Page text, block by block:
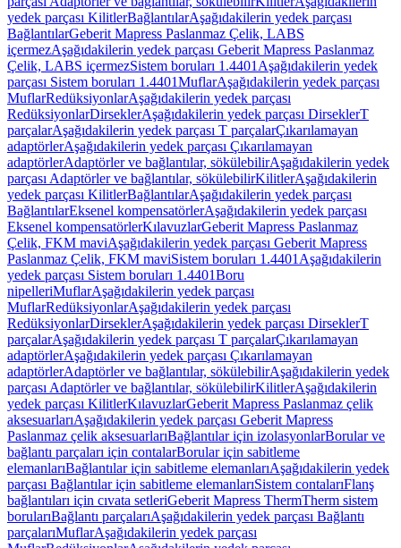
yedek parçası KilitlerBağlantılarAşağıdakilerin yedek parçası
BağlantılarGeberit Mapress Paslanmaz Çelik, LABS
içermezAşağıdakilerin yedek parçası Geberit Mapress Paslanmaz
Çelik, LABS içermezSistem boruları 1.4401 Aşağıdakilerin yedek
parçası Sistem boruları 1.4401MuflarAşağıdakilerin yedek parçası
MuflarRedüksiyonlarAşağıdakilerin yedek parçası
RedüksiyonlarDirseklerAşağıdakilerin yedek parçası DirseklerT
parçalarAşağıdakilerin yedek parçası T parçalarÇıkarılamayan
adaptörlerAşağıdakilerin yedek parçası Çıkarılamayan
adaptörlerAdaptörler ve bağlantılar, sökülebilirAşağıdakilerin yedek
parçası Adaptörler ve bağlantılar, sökülebilirKilitlerAşağıdakilerin
yedek parçası KilitlerBağlantılarAşağıdakilerin yedek parçası
BağlantılarEksenel kompensatörlerAşağıdakilerin yedek parçası
Eksenel kompensatörlerKılavuzlarGeberit Mapress Paslanmaz
Çelik, FKM maviAşağıdakilerin yedek parçası Geberit Mapress
Paslanmaz Çelik, FKM maviSistem boruları 1.4401 Aşağıdakilerin
yedek parçası Sistem boruları 1.4401Boru
nipelleriMuflarAşağıdakilerin yedek parçası
MuflarRedüksiyonlarAşağıdakilerin yedek parçası
RedüksiyonlarDirseklerAşağıdakilerin yedek parçası DirseklerT
parçalarAşağıdakilerin yedek parçası T parçalarÇıkarılamayan
adaptörlerAşağıdakilerin yedek parçası Çıkarılamayan
adaptörlerAdaptörler ve bağlantılar, sökülebilirAşağıdakilerin yedek
parçası Adaptörler ve bağlantılar, sökülebilirKilitlerAşağıdakilerin
yedek parçası KilitlerKılavuzlarGeberit Mapress Paslanmaz çelik
aksesuarlarıAşağıdakilerin yedek parçası Geberit Mapress
Paslanmaz çelik aksesuarlarıBağlantılar için izolasyonlarBorular ve
bağlantı parçaları için contalarBorular için sabitleme
elemanlarıBağlantılar için sabitleme elemanlarıAşağıdakilerin yedek
parçası Bağlantılar için sabitleme elemanlarıSistem contalarıFlanş
bağlantıları için cıvata setleriGeberit Mapress ThermTherm sistem
borularıBağlantı parçalarıAşağıdakilerin yedek parçası Bağlantı
parçalarıMuflarAşağıdakilerin yedek parçası